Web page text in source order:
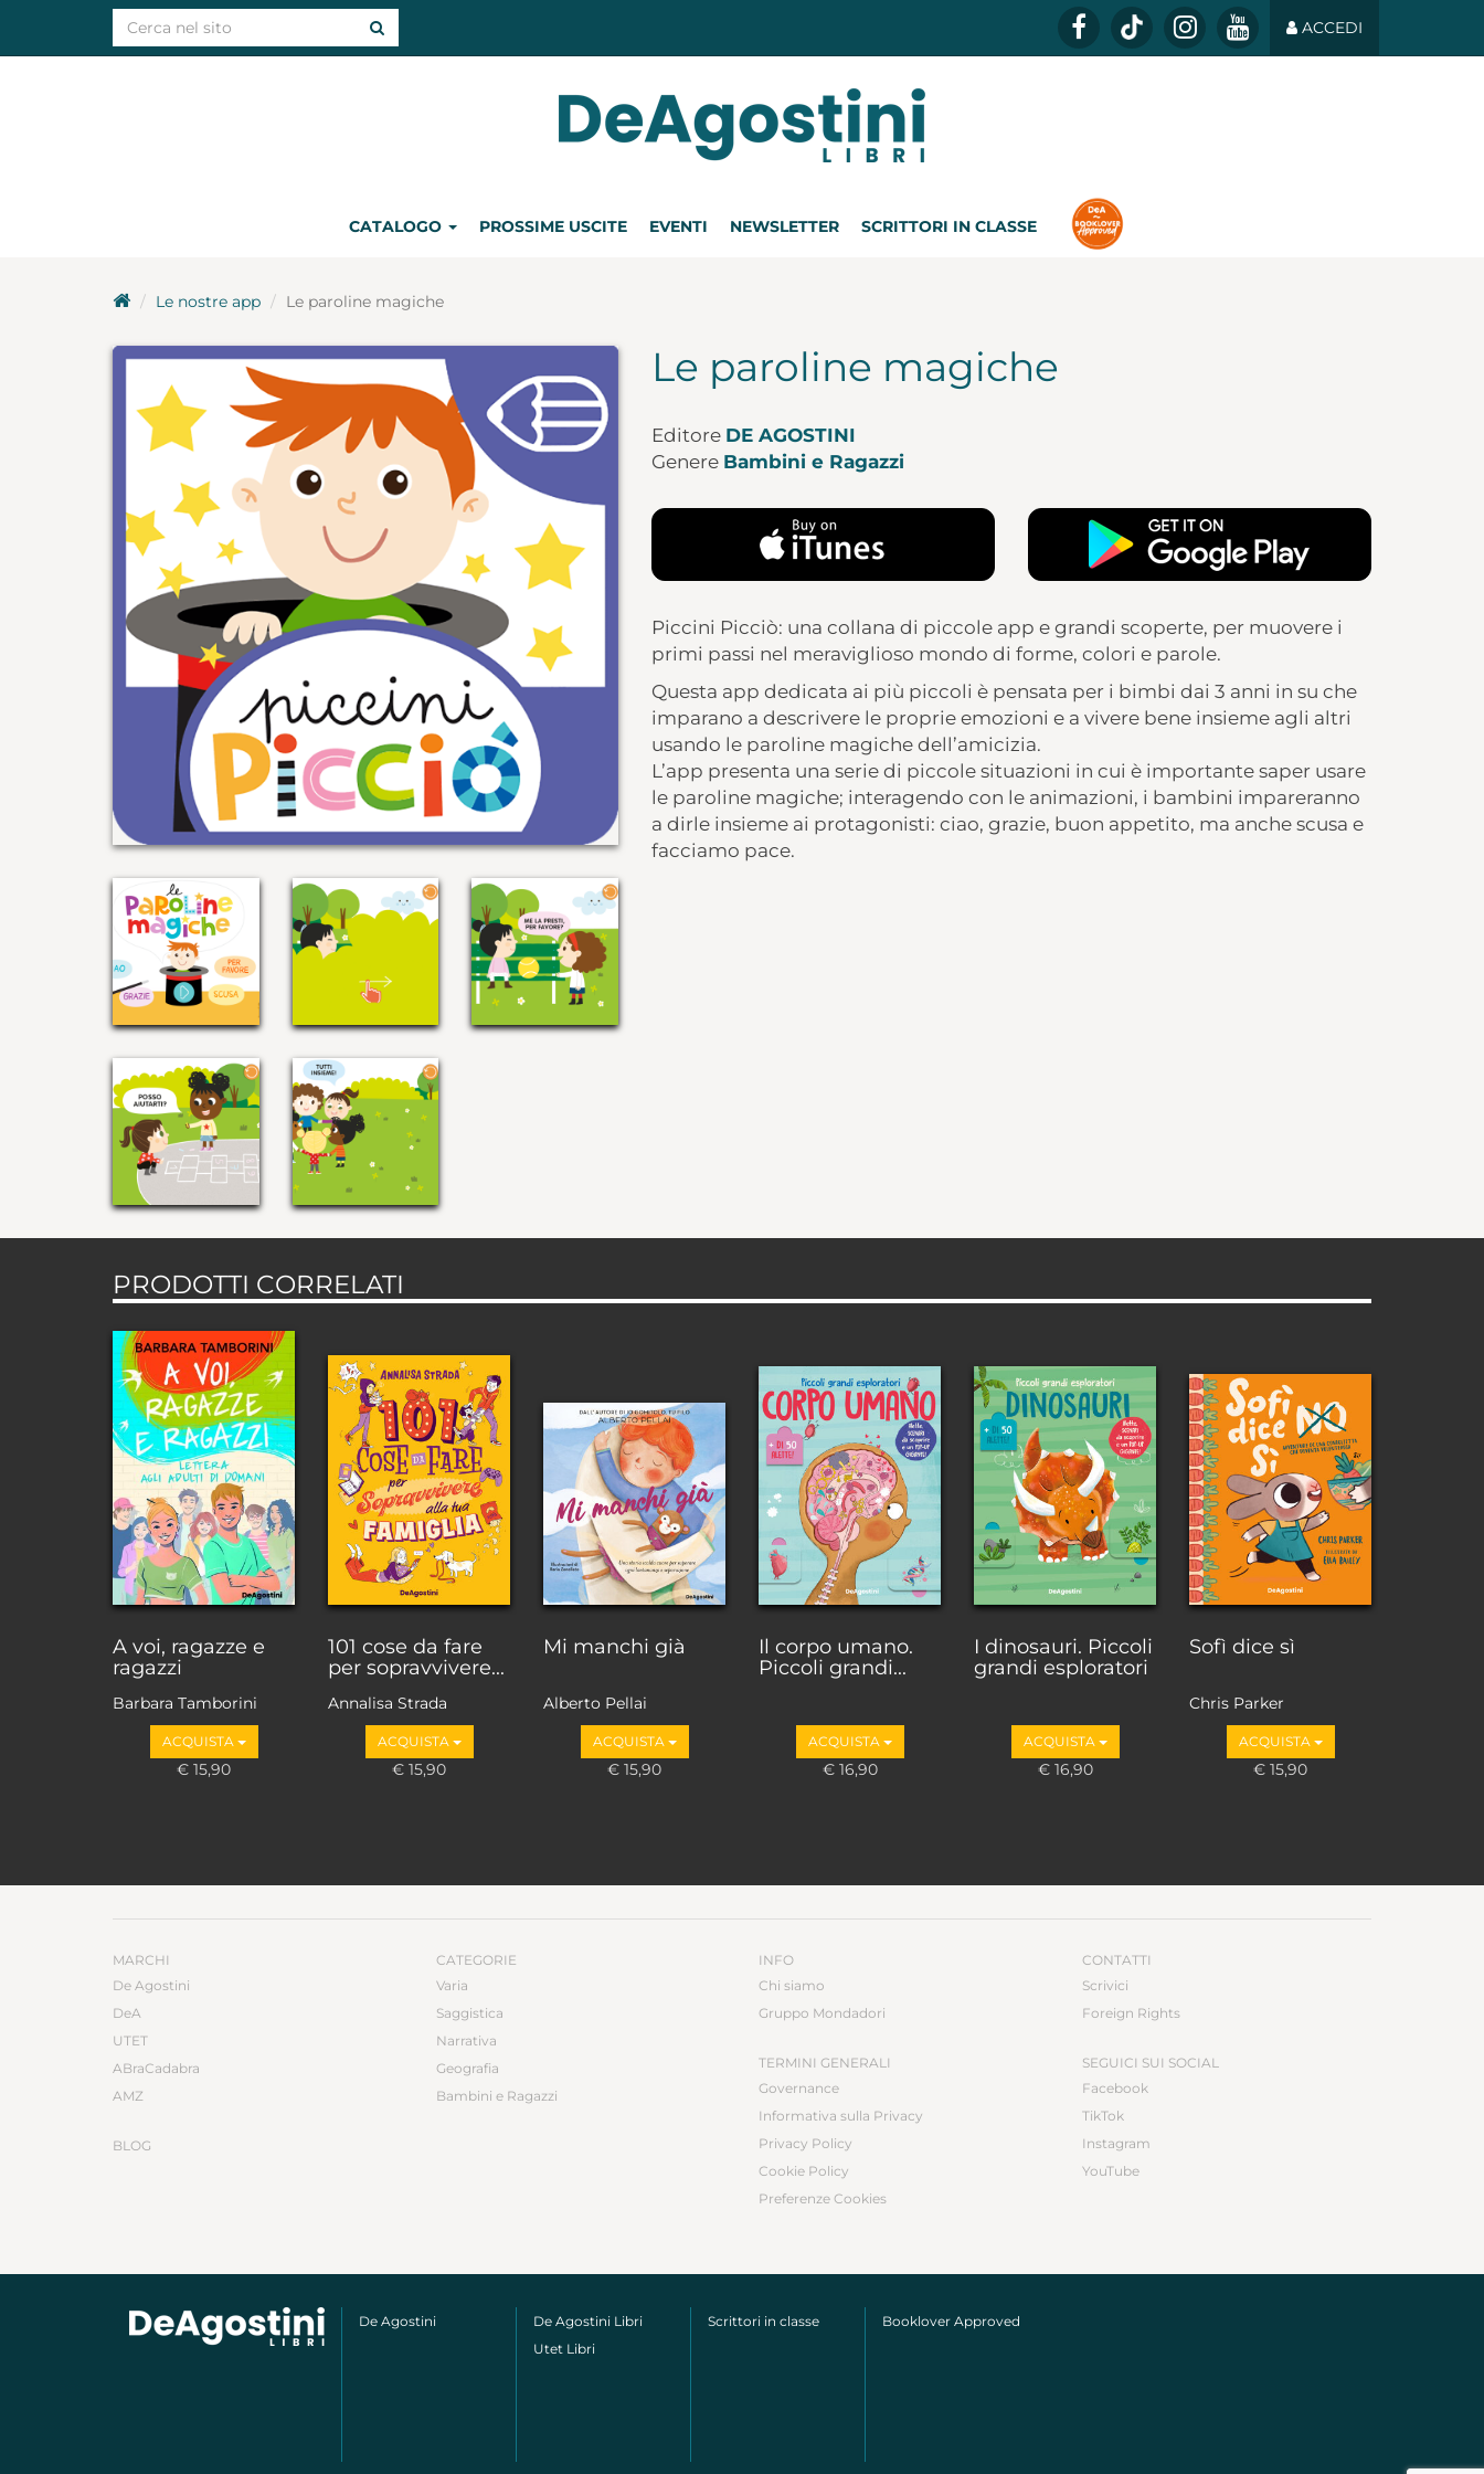
ACCEDI
CATALOGO PROSSIME USCITE EVENTI NEWSLETTER SCRITTORI IN CLASSE
Le nostre app Le paroline magiche
Le paroline magiche
Editore DE AGOSTINI
Genere Bambini e Ragazzi
Piccini Picciò: una collana di piccole app e grandi scoperte, per muovere i
primi passi nel meraviglioso mondo di forme, colori e parole.
Questa app dedicata ai più piccoli è pensata per i bimbi dai 3 anni in su che
imparano a descrivere le proprie emozioni e a vivere bene insieme agli altri
usando le paroline magiche dell’amicizia.
L’app presenta una serie di piccole situazioni in cui è importante saper usare
le paroline magiche; interagendo con le animazioni, i bambini impareranno
a dirle insieme ai protagonisti: ciao, grazie, buon appetito, ma anche scusa e
facciamo pace.
PRODOTTI CORRELATI
A voi, ragazze e
ragazzi
Barbara Tamborini
ACQUISTA
€ 15,90
101 cose da fare
per sopravvivere...
Annalisa Strada
ACQUISTA
€ 15,90
Mi manchi già
Alberto Pellai
ACQUISTA
€ 15,90
Il corpo umano.
Piccoli grandi...
ACQUISTA
€ 16,90
I dinosauri. Piccoli
grandi esploratori
ACQUISTA
€ 16,90
Sofì dice sì
Chris Parker
ACQUISTA
€ 15,90
MARCHI
De Agostini
DeA
UTET
ABraCadabra
AMZ
BLOG
CATEGORIE
Varia
Saggistica
Narrativa
Geografia
Bambini e Ragazzi
INFO
Chi siamo
Gruppo Mondadori
TERMINI GENERALI
Governance
Informativa sulla Privacy
Privacy Policy
Cookie Policy
Preferenze Cookies
CONTATTI
Scrivici
Foreign Rights
SEGUICI SUI SOCIAL
Facebook
TikTok
Instagram
YouTube
De Agostini
De Agostini Libri
Utet Libri
Scrittori in classe Booklover Approved